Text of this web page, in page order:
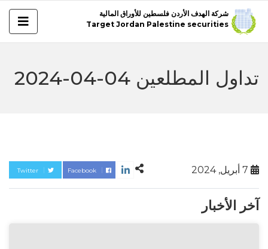
شركة الهدف الأردن فلسطين للأوراق المالية
Target Jordan Palestine securities
تداول المطلعين 04-04-2024
Twitter Facebook
آخر الأخبار